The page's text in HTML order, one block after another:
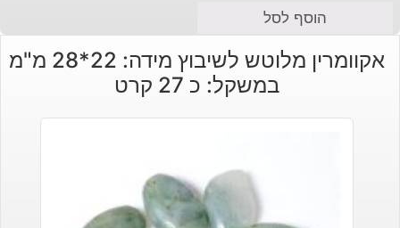
הוסף לסל
אקוומרין מלוטש לשיבוץ מידה: 22*28 מ"מ
במשקל: כ 27 קרט